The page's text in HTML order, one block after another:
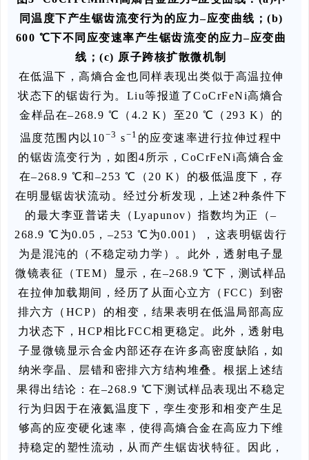
同温度下产生锯齿流变行为的应力–应变曲线；(b)
600 ℃下不同应变速率产生锯齿流变的应力–应变曲
线；(c) 原子跨核扩散微机制
在低温下，高熵合金也同样表现出类似于高温拉伸
状态下的锯齿行为。Liu等报道了CoCrFeNi高熵合
金样品在–268.9 ℃（4.2 K）至20 ℃（293 K）的
温度范围内以10−3 s−1 的应变速率进行拉伸过程中
的锯齿流变行为，如图4所示，CoCrFeNi高熵合金
在–268.9 ℃和–253 ℃（20 K）的极低温度下，存
在明显锯齿状流动。经过分析发现，上述2种条件下
的最大李亚普诺夫（Lyapunov）指数均为正（–
268.9 ℃为0.05，–253 ℃为0.001），这表明锯齿行
为是混沌的（不稳定动力学）。此外，透射电子显
微镜表征（TEM）显示，在–268.9 ℃下，测试样品
在拉伸加载期间，经历了从面心立方（FCC）到密
排六方（HCP）的相变，结果表明在低温局部高应
力状态下，HCP相比FCC相更稳定。此外，透射电
子显微镜显示合金内部还存在许多高密度缺陷，如
纳米孪晶、层错和密排六方结构堆叠。根据上述结
果得出结论：在–268.9 ℃下测试样品表现出不稳定
行为归因于在液氦温度下，孪生变形和相变产生足
够高的应变硬化速率，使得高熵合金在高应力下维
持稳定的塑性流动，从而产生锯齿状特征。因此，